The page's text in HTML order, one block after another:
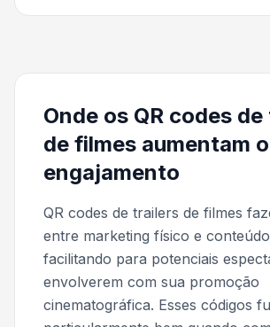
Onde os QR codes
de filmes aumentam o
engajamento
QR codes de trailers de filmes
entre marketing físico e
facilitando para potenciais
envolverem com sua promoção
cinematográfica. Esses códigos